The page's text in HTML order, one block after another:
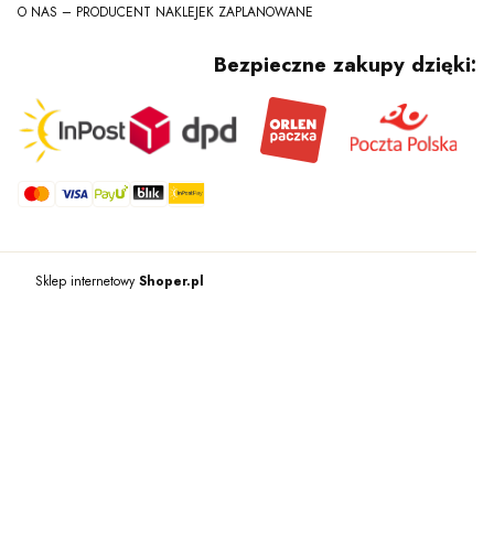
O NAS – PRODUCENT NAKLEJEK ZAPLANOWANE
Bezpieczne zakupy dzięki:
Sklep internetowyShoper.pl